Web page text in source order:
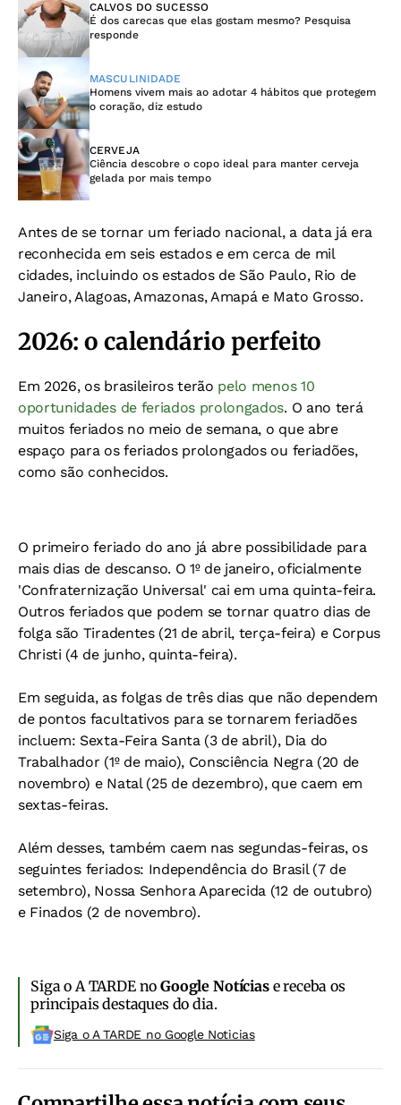
CALVOS DO SUCESSO
É dos carecas que elas gostam mesmo? Pesquisa
responde
MASCULINIDADE
Homens vivem mais ao adotar 4 hábitos que protegem
o coração, diz estudo
CERVEJA
Ciência descobre o copo ideal para manter cerveja
gelada por mais tempo
Antes de se tornar um feriado nacional, a data já era
reconhecida em seis estados e em cerca de mil
cidades, incluindo os estados de São Paulo, Rio de
Janeiro, Alagoas, Amazonas, Amapá e Mato Grosso.
2026: o calendário perfeito
Em 2026, os brasileiros terão pelo menos 10
oportunidades de feriados prolongados. O ano terá
muitos feriados no meio de semana, o que abre
espaço para os feriados prolongados ou feriadões,
como são conhecidos.
O primeiro feriado do ano já abre possibilidade para
mais dias de descanso. O 1º de janeiro, oficialmente
'Confraternização Universal' cai em uma quinta-feira.
Outros feriados que podem se tornar quatro dias de
folga são Tiradentes (21 de abril, terça-feira) e Corpus
Christi (4 de junho, quinta-feira).
Em seguida, as folgas de três dias que não dependem
de pontos facultativos para se tornarem feriadões
incluem: Sexta-Feira Santa (3 de abril), Dia do
Trabalhador (1º de maio), Consciência Negra (20 de
novembro) e Natal (25 de dezembro), que caem em
sextas-feiras.
Além desses, também caem nas segundas-feiras, os
seguintes feriados: Independência do Brasil (7 de
setembro), Nossa Senhora Aparecida (12 de outubro)
e Finados (2 de novembro).
Siga o A TARDE noGoogle Notíciase receba os
principais destaques do dia.
Siga o A TARDE no Google Noticias